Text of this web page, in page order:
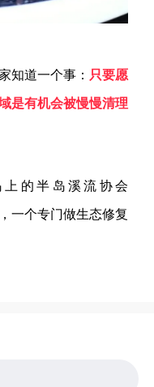
知道一个事： 只要愿
是有机会被慢慢清理
的半岛溪流协会
一个专门做生态修复